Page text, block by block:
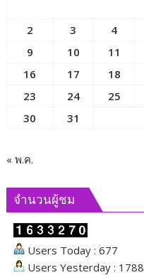
2
3 4
9
10 11
16
17 18
23
24 25
30
31
« พ.ค.
จำนวนผู้ชม
Users Today : 677
Users Yesterday : 1788